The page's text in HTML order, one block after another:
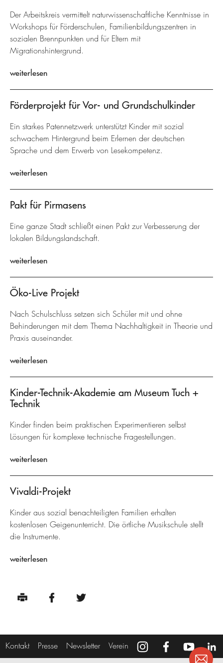
Der Arbeitskreis vermittelt naturwissenschaftliche Kenntnisse in
Workshops für Förderschulen, Familienbildungszentren in
sozialen Brennpunkten und für Eltern mit
Migrationshintergrund.
weiterlesen
Förderprojekt für Vor- und Grundschulkinder
Ein starkes Patennetzwerk unterstützt Kinder mit sozial
schwachem Hintergrund beim Erlernen der deutschen
Sprache und dem Erwerb von Lesekompetenz.
weiterlesen
Pakt für Pirmasens
Eine ganze Stadt schließt einen Pakt zur Verbesserung der
lokalen Bildungslandschaft.
weiterlesen
Öko-Live Projekt
Nach Schulschluss setzen sich Schüler mit und ohne
Behinderungen mit dem Thema Nachhaltigkeit in Theorie und
Praxis auseinander.
weiterlesen
Kinder-Technik-Akademie am Museum Tuch +
Technik
Kinder finden beim praktischen Experimentieren selbst
Lösungen für komplexe technische Fragestellungen.
weiterlesen
Vivaldi-Projekt
Kinder aus sozial benachteiligten Familien erhalten
kostenlosen Geigenunterricht. Die örtliche Musikschule stellt
die Instrumente.
weiterlesen
Kontakt Presse Newsletter Verein